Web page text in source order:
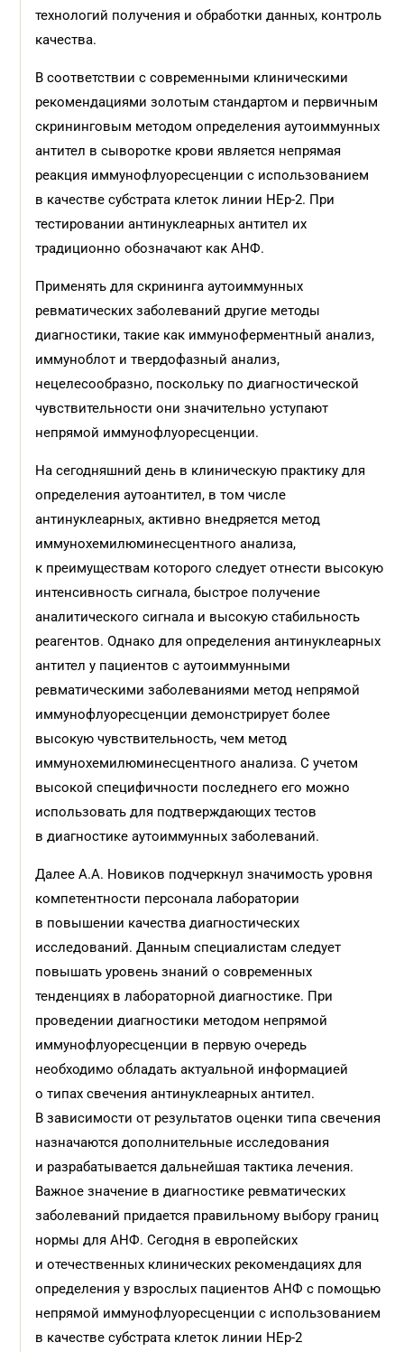
технологий получения и обработки данных, контроль
качества.
В соответствии с современными клиническими
рекомендациями золотым стандартом и первичным
скрининговым методом определения аутоиммунных
антител в сыворотке крови является непрямая
реакция иммунофлуоресценции с использованием
в качестве субстрата клеток линии НЕр-2. При
тестировании антинуклеарных антител их
традиционно обозначают как АНФ.
Применять для скрининга аутоиммунных
ревматических заболеваний другие методы
диагностики, такие как иммуноферментный анализ,
иммуноблот и твердофазный анализ,
нецелесообразно, поскольку по диагностической
чувствительности они значительно уступают
непрямой иммунофлуоресценции.
На сегодняшний день в клиническую практику для
определения аутоантител, в том числе
антинуклеарных, активно внедряется метод
иммунохемилюминесцентного анализа,
к преимуществам которого следует отнести высокую
интенсивность сигнала, быстрое получение
аналитического сигнала и высокую стабильность
реагентов. Однако для определения антинуклеарных
антител у пациентов с аутоиммунными
ревматическими заболеваниями метод непрямой
иммунофлуоресценции демонстрирует более
высокую чувствительность, чем метод
иммунохемилюминесцентного анализа. С учетом
высокой специфичности последнего его можно
использовать для подтверждающих тестов
в диагностике аутоиммунных заболеваний.
Далее А.А. Новиков подчеркнул значимость уровня
компетентности персонала лаборатории
в повышении качества диагностических
исследований. Данным специалистам следует
повышать уровень знаний о современных
тенденциях в лабораторной диагностике. При
проведении диагностики методом непрямой
иммунофлуоресценции в первую очередь
необходимо обладать актуальной информацией
о типах свечения антинуклеарных антител.
В зависимости от результатов оценки типа свечения
назначаются дополнительные исследования
и разрабатывается дальнейшая тактика лечения.
Важное значение в диагностике ревматических
заболеваний придается правильному выбору границ
нормы для АНФ. Сегодня в европейских
и отечественных клинических рекомендациях для
определения у взрослых пациентов АНФ с помощью
непрямой иммунофлуоресценции с использованием
в качестве субстрата клеток линии НЕр-2